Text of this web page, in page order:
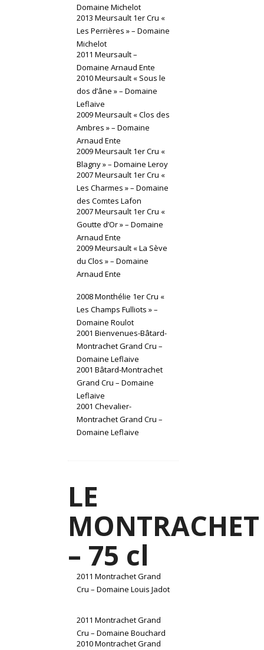
Domaine Michelot
2013 Meursault 1er Cru «
Les Perrières » – Domaine
Michelot
2011 Meursault –
Domaine Arnaud Ente
2010 Meursault « Sous le
dos d’âne » – Domaine
Leflaive
2009 Meursault « Clos des
Ambres » – Domaine
Arnaud Ente
2009 Meursault 1er Cru «
Blagny » – Domaine Leroy
2007 Meursault 1er Cru «
Les Charmes » – Domaine
des Comtes Lafon
2007 Meursault 1er Cru «
Goutte d’Or » – Domaine
Arnaud Ente
2009 Meursault « La Sève
du Clos » – Domaine
Arnaud Ente
2008 Monthélie 1er Cru «
Les Champs Fulliots » –
Domaine Roulot
2001 Bienvenues-Bâtard-
Montrachet Grand Cru –
Domaine Leflaive
2001 Bâtard-Montrachet
Grand Cru – Domaine
Leflaive
2001 Chevalier-
Montrachet Grand Cru –
Domaine Leflaive
LE
MONTRACHET
– 75 cl
2011 Montrachet Grand
Cru – Domaine Louis Jadot
2011 Montrachet Grand
Cru – Domaine Bouchard
2010 Montrachet Grand